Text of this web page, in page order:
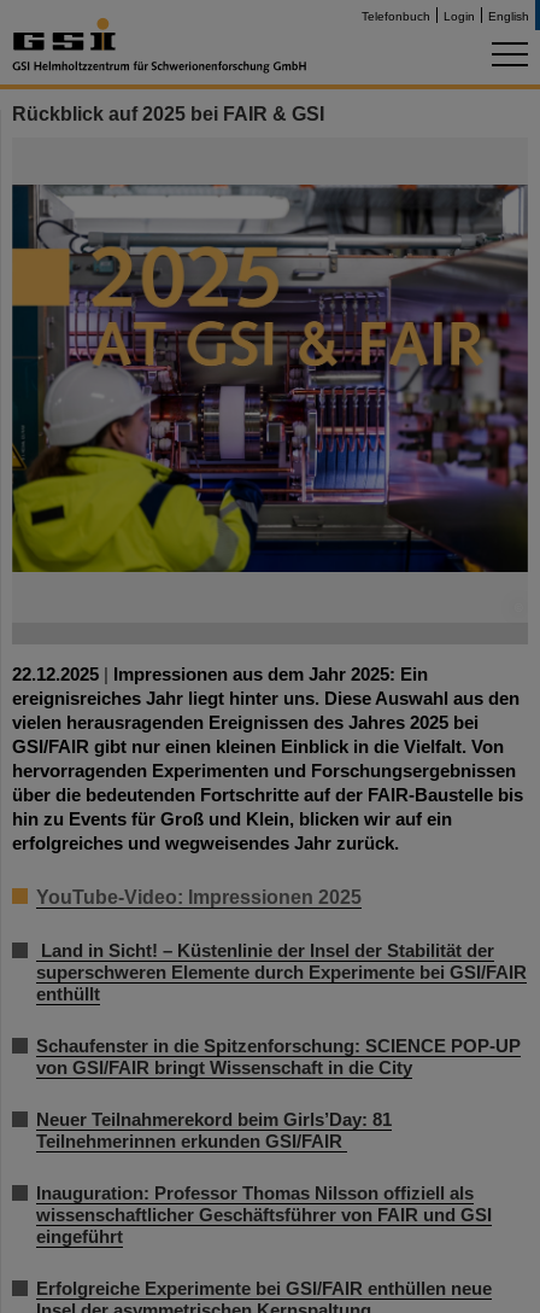
Telefonbuch Login English
Rückblick auf 2025 bei FAIR & GSI
22.12.2025
Impressionen aus dem Jahr 2025: Ein
ereignisreiches Jahr liegt hinter uns. Diese Auswahl aus den
vielen herausragenden Ereignissen des Jahres 2025 bei
GSI/FAIR gibt nur einen kleinen Einblick in die Vielfalt. Von
hervorragenden Experimenten und Forschungsergebnissen
über die bedeutenden Fortschritte auf der FAIR-Baustelle bis
hin zu Events für Groß und Klein, blicken wir auf ein
erfolgreiches und wegweisendes Jahr zurück.
YouTube-Video: Impressionen 2025
Land in Sicht! – Küstenlinie der Insel der Stabilität der
superschweren Elemente durch Experimente bei GSI/FAIR
enthüllt
Schaufenster in die Spitzenforschung: SCIENCE POP-UP
von GSI/FAIR bringt Wissenschaft in die City
Neuer Teilnahmerekord beim Girls’Day: 81
Teilnehmerinnen erkunden GSI/FAIR
Inauguration: Professor Thomas Nilsson offiziell als
wissenschaftlicher Geschäftsführer von FAIR und GSI
eingeführt
Erfolgreiche Experimente bei GSI/FAIR enthüllen neue